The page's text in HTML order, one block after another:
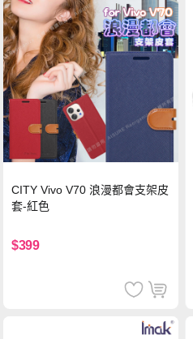
CITY Vivo V70 浪漫都會支架皮
套-紅色
$399